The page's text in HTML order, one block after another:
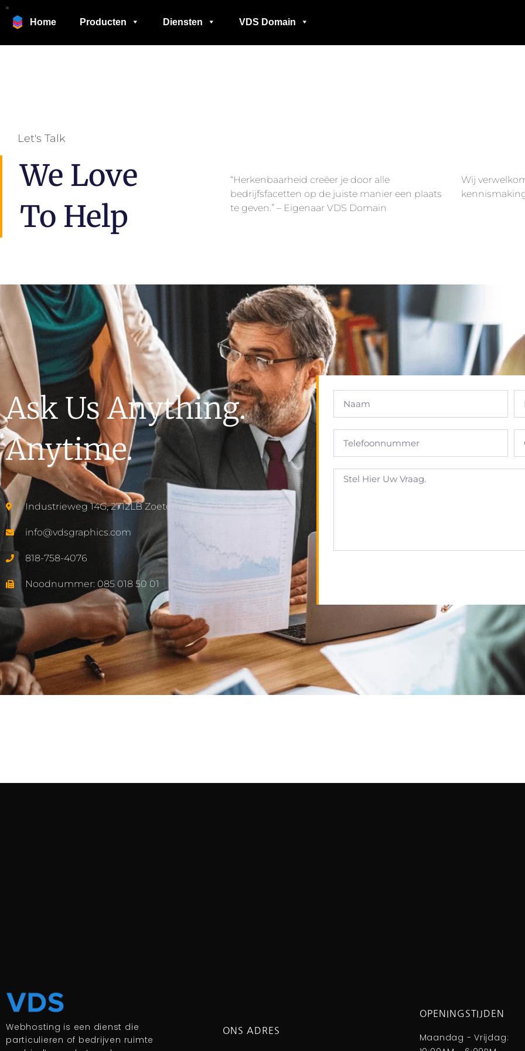
Home Producten Diensten VDS Domain
Let's Talk
We Love
To Help
“Herkenbaarheid creëer je door alle
bedrijfsfacetten op de juiste manier een plaats
te geven.” – Eigenaar VDS Domain
Wij
Ask Us Anything.
Anytime.
Industrieweg 14G, 2712LB Zoetermeer
info@vdsgraphics.com
818-758-4076
Noodnummer: 085 018 50 01
Webhosting is een dienst die
particulieren of bedrijven ruimte
ONS ADRES
OPENINGSTIJDEN
Maandag - Vrijdag: